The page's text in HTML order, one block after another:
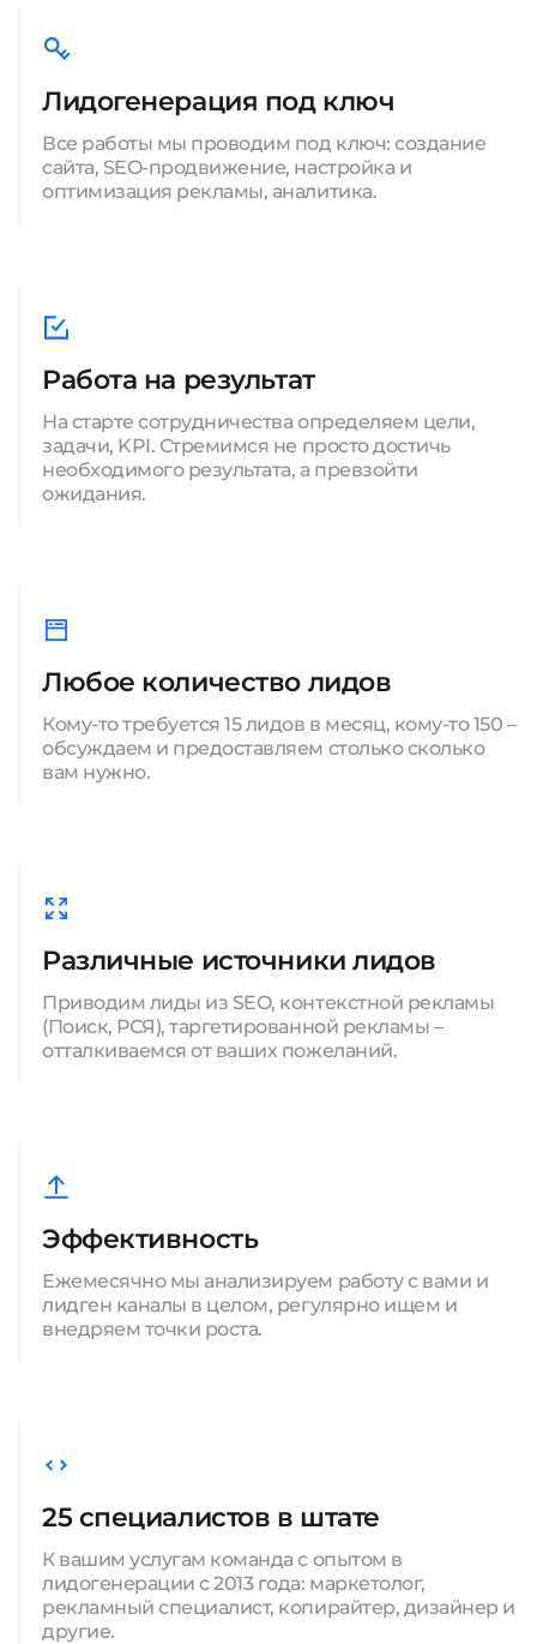
Лидогенерация под ключ
Все работы мы проводим под ключ: создание
сайта, SEO-продвижение, настройка и
оптимизация рекламы, аналитика.
Работа на результат
На старте сотрудничества определяем цели,
задачи, KPI. Стремимся не просто достичь
необходимого результата, а превзойти
ожидания.
Любое количество лидов
Кому-то требуется 15 лидов в месяц, кому-то 150 –
обсуждаем и предоставляем столько сколько
вам нужно.
Различные источники лидов
Приводим лиды из SEO, контекстной рекламы
(Поиск, РСЯ), таргетированной рекламы –
отталкиваемся от ваших пожеланий.
Эффективность
Ежемесячно мы анализируем работу с вами и
лидген каналы в целом, регулярно ищем и
внедряем точки роста.
25 специалистов в штате
К вашим услугам команда с опытом в
лидогенерации с 2013 года: маркетолог,
рекламный специалист, копирайтер, дизайнер и
другие.